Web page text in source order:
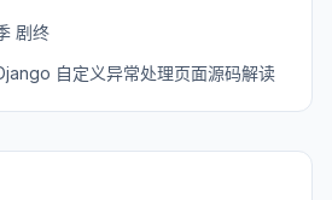
剧终
自定义异常处理页面源码解读